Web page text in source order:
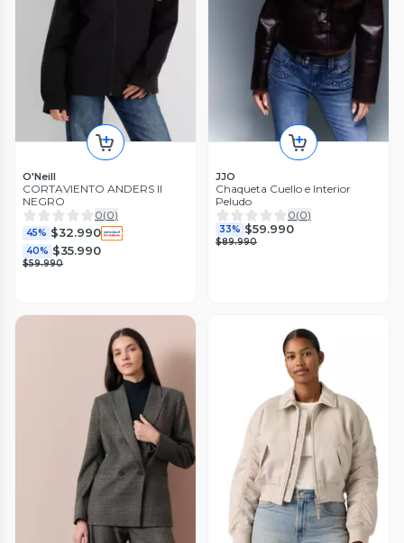
O'Neill
CORTAVIENTO ANDERS II
NEGRO
0(0)
45% $32.990
40% $35.990
$59.990
JJO
Chaqueta Cuello e Interior
Peludo
0(0)
33% $59.990
$89.990